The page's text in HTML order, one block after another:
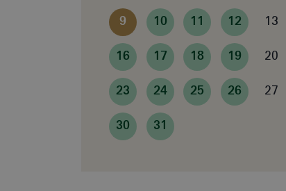
9
10 11 12 13
16
17 18 19 20
23
24 25 26 27
30
31